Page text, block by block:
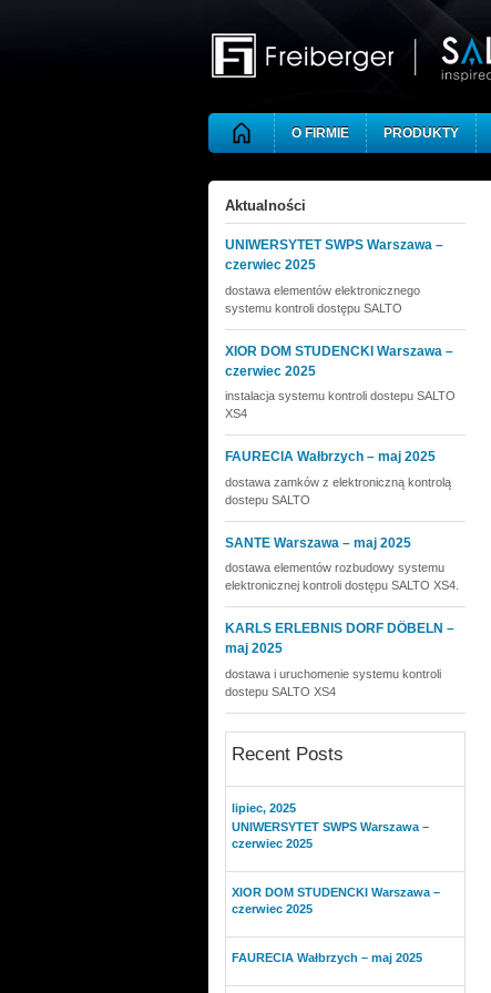
O FIRMIE PRODUKTY
Aktualności
UNIWERSYTET SWPS Warszawa –
czerwiec 2025
dostawa elementów elektronicznego
systemu kontroli dostępu SALTO
XIOR DOM STUDENCKI Warszawa –
czerwiec 2025
instalacja systemu kontroli dostepu SALTO
XS4
FAURECIA Wałbrzych – maj 2025
dostawa zamków z elektroniczną kontrolą
dostepu SALTO
SANTE Warszawa – maj 2025
dostawa elementów rozbudowy systemu
elektronicznej kontroli dostępu SALTO XS4.
KARLS ERLEBNIS DORF DÖBELN –
maj 2025
dostawa i uruchomenie systemu kontroli
dostepu SALTO XS4
Recent Posts
lipiec, 2025
UNIWERSYTET SWPS Warszawa –
czerwiec 2025
XIOR DOM STUDENCKI Warszawa –
czerwiec 2025
FAURECIA Wałbrzych – maj 2025